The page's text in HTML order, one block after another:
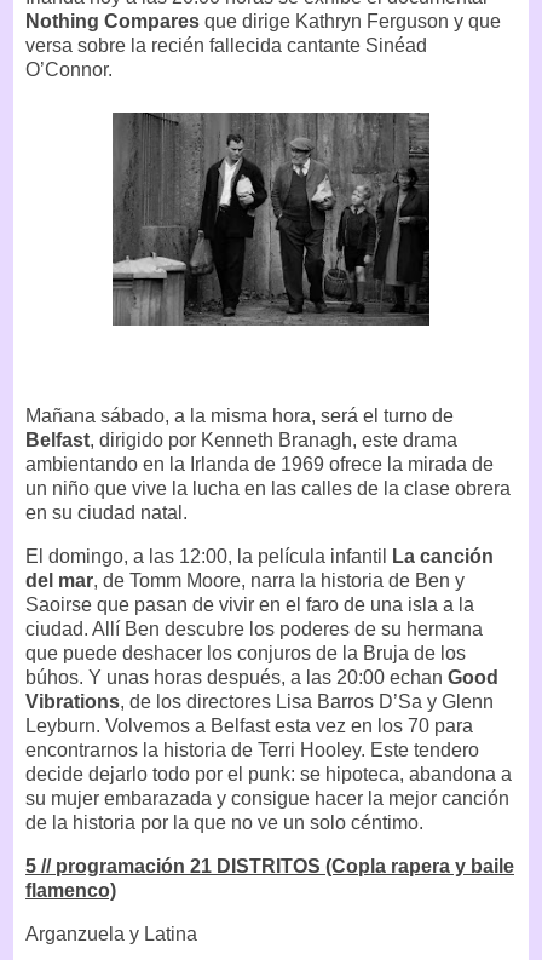
Nothing Compares que dirige Kathryn Ferguson y que
versa sobre la recién fallecida cantante Sinéad
O’Connor.
Mañana sábado, a la misma hora, será el turno de
Belfast, dirigido por Kenneth Branagh, este drama
ambientando en la Irlanda de 1969 ofrece la mirada de
un niño que vive la lucha en las calles de la clase obrera
en su ciudad natal.
El domingo, a las 12:00, la película infantil
La canción
del mar, de Tomm Moore, narra la historia de Ben y
Saoirse que pasan de vivir en el faro de una isla a la
ciudad. Allí Ben descubre los poderes de su hermana
que puede deshacer los conjuros de la Bruja de los
búhos. Y unas horas después, a las 20:00 echan Good
Vibrations, de los directores Lisa Barros D’Sa y Glenn
Leyburn. Volvemos a Belfast esta vez en los 70 para
encontrarnos la historia de Terri Hooley. Este tendero
decide dejarlo todo por el punk: se hipoteca, abandona a
su mujer embarazada y consigue hacer la mejor canción
de la historia por la que no ve un solo céntimo.
5 // programación 21 DISTRITOS (Copla rapera y baile
flamenco)
Arganzuela y Latina